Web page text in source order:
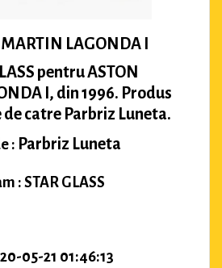
LAGONDA I
pentru ASTON
I, din 1996. Produs
de catre Parbriz Luneta.
: Parbriz Luneta
: STAR GLASS
05-21 01:46:13